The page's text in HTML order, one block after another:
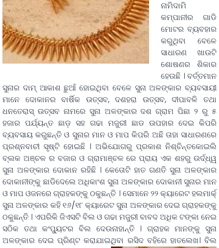
ନାମିଦାମି
କମ୍ପାନୀର ଗାଡି
ମୋଟର ବ୍ୟବହାର
କରୁଥିବା ବେଳେ
ସାଧାରଣ ଖାଉଟି
ଶୋଷଣର ଶିକାର
ହେଉଛି । ବର୍ତ୍ତମାନ
ସୁନାର ଦାମ୍ ଆକାଶ ଛୁଆଁ ହୋଇଥିବା ବେଳେ ସୁନା ଅଳଙ୍କାର ବ୍ୟବସାୟୀ
ମାନେ ଦୋକାନର ବାର୍ଷିକ ଉତ୍ସବ, ଦଶହରା ଉତ୍ସବ, ଦୀପାବଳି ତଥା
ଧନତେରାସ୍ ଉତ୍ସବ ନାମରେ ସୁନା ଅଳଙ୍କାର ଦଶ ଗ୍ରାମ ପିଛା ୨ ରୁ ୫
ହଜାର ପର୍ଯ୍ୟନ୍ତ ଛାଡ଼ ସହ ଗଢା ମଜୁରୀ ଛାଡ ଉପହାର ଦେଇ କିପରି
ବ୍ୟବସାୟ କରୁଛନ୍ତି ଓ ସୁନାର ମାନ ଓ ମାପ କିପରି ଅଛି ତାହା ସାଧାରଣରେ
ପ୍ରଶ୍ନବାଚୀ ସୃଷ୍ଟି ହୋଇଛି । ଅଭିଯୋଗରୁ ପ୍ରକାଶ ନିଶ୍ଚିନ୍ତକୋଇଲି
ବ୍ଲକ ଅଞ୍ଚଳ ର ବଜାର ଓ ଗ୍ରାମାଞ୍ଚଳ ରେ ପ୍ରାୟ ଏକ ଶହରୁ ଉର୍ଦ୍ଧ୍ୱ
ସୁନା ଅଳଙ୍କାର ଦୋକାନ ରହିଛି । କେତୋଟି ହାତ ଗଣତି ସୁନା ଅଳଙ୍କାର
ଦୋକାନୀଙ୍କୁ ଛାଡିଦେଲେ ଅଧିକାଂଶ ସୁନା ଅଳଙ୍କାର ଦୋକାନୀ ସୁନାର ମାନ
ଓ ମାପ ଓଜନରେ ଗ୍ରାହକଙ୍କୁ ଠକୁଛନ୍ତି । ସେମାନେ ୨୨ କ୍ୟାରେଟ ହଲମାର୍କ୍
ସୁନା ଅଳଙ୍କାର କହି ୧୬/୧୮ କ୍ୟାରେଟ ସୁନା ଅଳଙ୍କାର ଦେଇ ଗ୍ରାହକଙ୍କୁ
ଠକୁଛନ୍ତି । ଏପରିକି ଜିଏସଟି ବିଲ ଓ ଗଢା ମଜୁରୀ ବାବଦ ଅଧିକ ଟଙ୍କା ନେଇ
ସଠିକ ତଥା କଂପ୍ୟୁଟର ବିଲ ଦେଉନାହାନ୍ତି । ଗ୍ରାହକ ମାନଙ୍କୁ ସୁନା
ଅଳଙ୍କାର ଦେଇ ପ୍ରିଣ୍ଟ କରାଯାଇଥିବା ରସିଦ ବହିରେ ହାତଲେଖ। ବିଲ